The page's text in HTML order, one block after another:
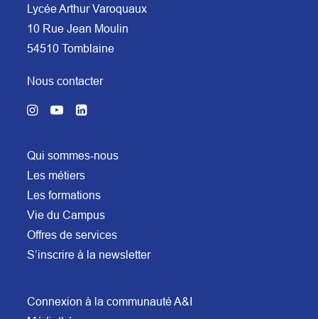
Lycée Arthur Varoquaux
10 Rue Jean Moulin
54510 Tomblaine
Nous contacter
Qui sommes-nous
Les métiers
Les formations
Vie du Campus
Offres de services
S’inscrire à la newsletter
Connexion à la communauté A&I